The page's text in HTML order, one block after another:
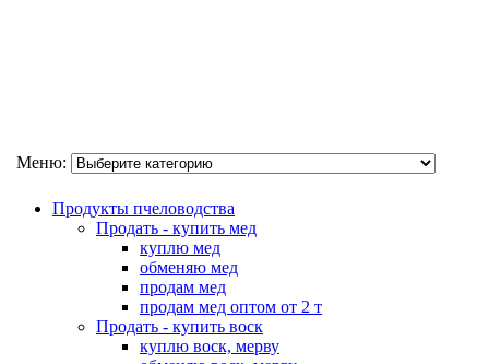
Меню:
Продукты пчеловодства
Продать - купить мед
куплю мед
обменяю мед
продам мед
продам мед оптом от 2 т
Продать - купить воск
куплю воск, мерву